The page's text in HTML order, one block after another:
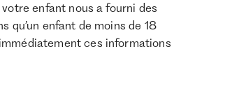
enfant nous a fourni des
qu’un enfant de moins de 18
ces informations